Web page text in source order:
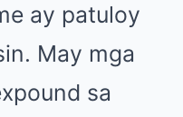
ay patuloy
May mga
sa